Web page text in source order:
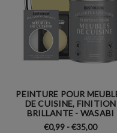
PEINTURE POUR
DE CUISINE, FINITION
BRILLANTE - WASABI
€0,99 - €35,00